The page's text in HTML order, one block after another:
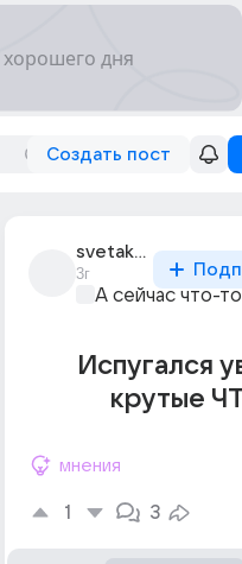
Создать пост
svetakulikova
3г
А сейчас что-
Испугался
крутые
мнения
1 3